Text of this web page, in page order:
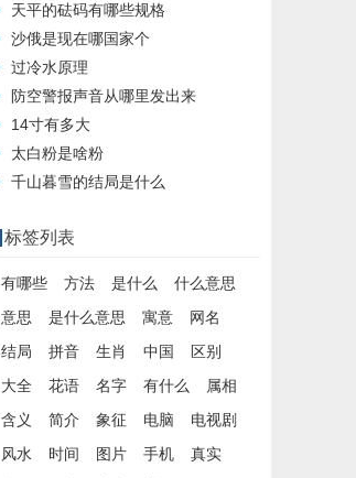
天平的砝码有哪些规格
沙俄是现在哪国家个
过冷水原理
防空警报声音从哪里发出来
14寸有多大
太白粉是啥粉
千山暮雪的结局是什么
标签列表
有哪些 方法 是什么
什么意思
意思
是什么意思 寓意
网名
结局
拼音 生肖 中国
区别
大全
花语 名字 有什么
属相
含义
简介 象征 电脑
电视剧
风水
时间 图片 手机
真实